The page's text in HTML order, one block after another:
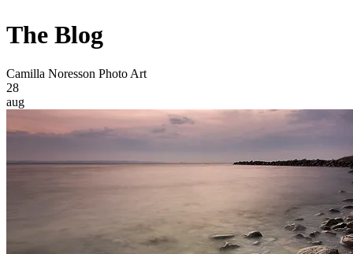
The Blog
Camilla Noresson Photo Art
28
aug